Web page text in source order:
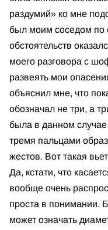
раздумий» ко мне
был моим соседом по
обстоятельств
моего разговора с
развеять мои
объяснил мне, что
обозначал не три, а
была в данном
тремя пальцами
жестов. Вот такая
Да, кстати, что
вообще очень
проста в понимании.
может означать